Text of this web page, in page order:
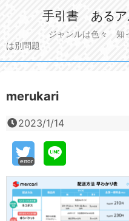
手引書 あるア
ジャンルは色々 知って
は別問題
merukari
2023/1/14
error